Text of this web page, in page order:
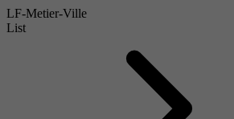
LF-Metier-Ville
List